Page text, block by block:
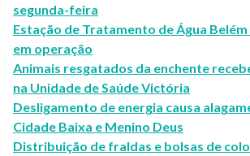
segunda-feira
Estação de Tratamento de Água Belém
em operação
Animais resgatados da enchente
na Unidade de Saúde Victória
Desligamento de energia causa
Cidade Baixa e Menino Deus
Distribuição de fraldas e bolsas de